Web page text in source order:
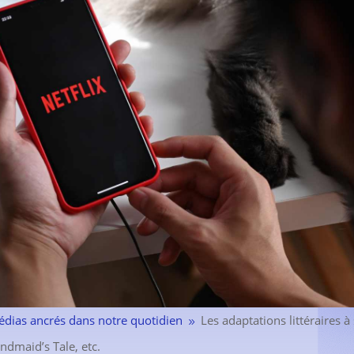
ancrés dans notre quotidien 9 Les adaptations littéraires
Tale, etc.